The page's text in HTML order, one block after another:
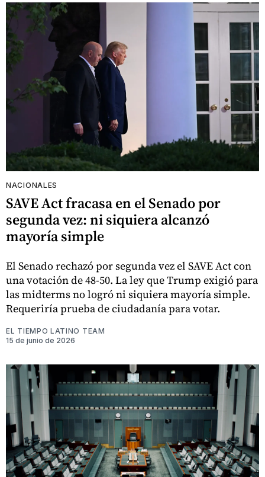
NACIONALES
SAVE Act fracasa en el Senado por
segunda vez: ni siquiera alcanzó
mayoría simple
El Senado rechazó por segunda vez el SAVE Act con
una votación de 48-50. La ley que Trump exigió para
las midterms no logró ni siquiera mayoría simple.
Requeriría prueba de ciudadanía para votar.
EL TIEMPO LATINO TEAM
15 de junio de 2026